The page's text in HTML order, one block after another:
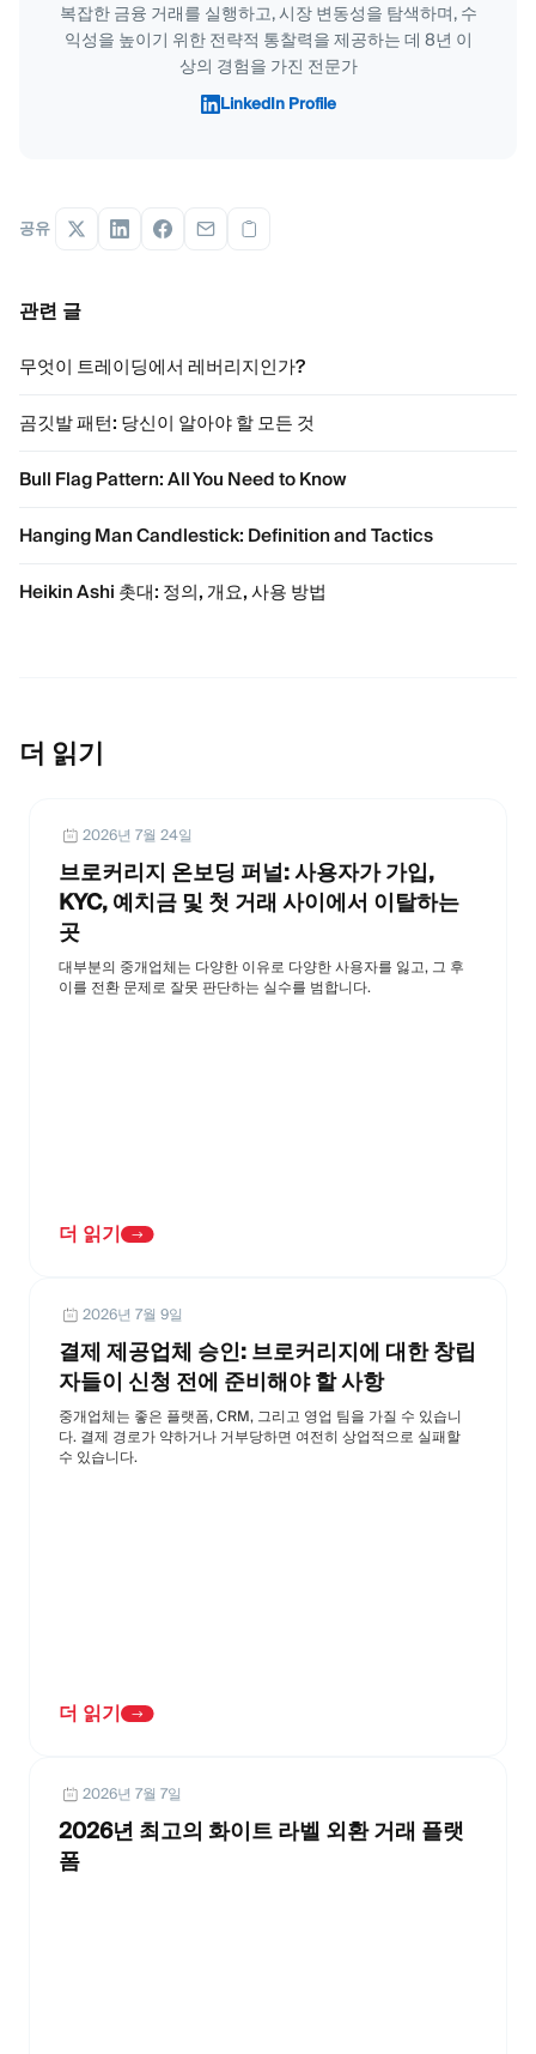
복잡한 금융 거래를 실행하고, 시장 변동성을 탐색하며, 수
익성을 높이기 위한 전략적 통찰력을 제공하는 데 8년 이
상의 경험을 가진 전문가
LinkedIn Profile
공유
관련 글
무엇이 트레이딩에서 레버리지인가?
곰깃발 패턴: 당신이 알아야 할 모든 것
Bull Flag Pattern: All You Need to Know
Hanging Man Candlestick: Definition and Tactics
Heikin Ashi 촛대: 정의, 개요, 사용 방법
더 읽기
2026년 7월 24일
브로커리지 온보딩 퍼널: 사용자가 가입,
KYC, 예치금 및 첫 거래 사이에서 이탈하는
곳
대부분의 중개업체는 다양한 이유로 다양한 사용자를 잃고, 그 후
이를 전환 문제로 잘못 판단하는 실수를 범합니다.
더 읽기
2026년 7월 9일
결제 제공업체 승인: 브로커리지에 대한 창립
자들이 신청 전에 준비해야 할 사항
중개업체는 좋은 플랫폼, CRM, 그리고 영업 팀을 가질 수 있습니
다. 결제 경로가 약하거나 거부당하면 여전히 상업적으로 실패할
수 있습니다.
더 읽기
2026년 7월 7일
2026년 최고의 화이트 라벨 외환 거래 플랫
폼